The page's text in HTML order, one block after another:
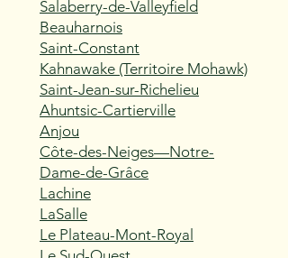
Salaberry-de-Valleyfield
Beauharnois
Saint-Constant
Kahnawake (Territoire Mohawk)
Saint-Jean-sur-Richelieu
Ahuntsic-Cartierville
Anjou
Côte-des-Neiges—Notre-
Dame-de-Grâce
Lachine
LaSalle
Le Plateau-Mont-Royal